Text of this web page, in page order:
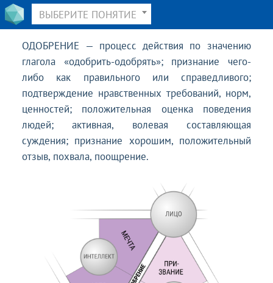
ВЫБЕРИТЕ ПОНЯТИЕ
ОДОБРЕНИЕ — процесс действия по значению
глагола «одобрить-одобрять»; признание чего-
либо как правильного или справедливого;
подтверждение нравственных требований, норм,
ценностей; положительная оценка поведения
людей; активная, волевая составляющая
суждения; признание хорошим, положительный
отзыв, похвала, поощрение.